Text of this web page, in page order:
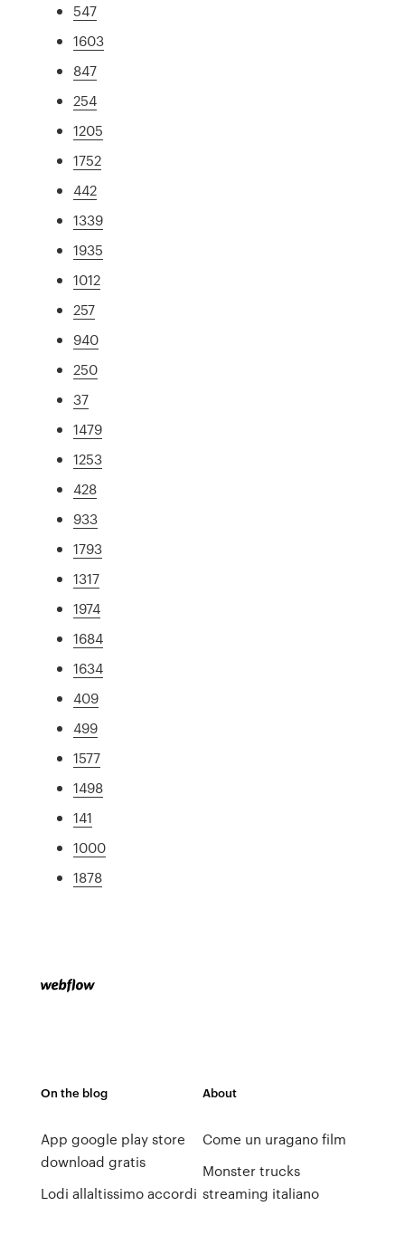
547
1603
847
254
1205
1752
442
1339
1935
1012
257
940
250
37
1479
1253
428
933
1793
1317
1974
1684
1634
409
499
1577
1498
141
1000
1878
On the blog
App google play store
download gratis
Lodi allaltissimo accordi
About
Come un uragano film
Monster trucks
streaming italiano